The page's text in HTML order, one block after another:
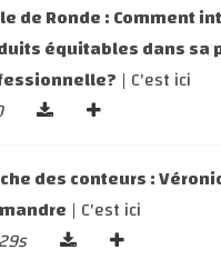
de Ronde : Comment
équitables dans sa
| C'est ici
des conteurs :
| C'est ici